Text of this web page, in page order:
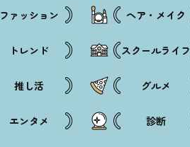
ファッション ヘア・メイク
トレンド スクールライフ
推し活 グルメ
エンタメ 診断